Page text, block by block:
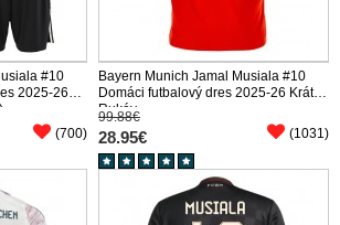
#10
2025-26
(700)
Bayern Munich Jamal Musiala #10
Domáci futbalový dres 2025-26 Krátky
Rukáv
99.88€
28.95€ (1031)